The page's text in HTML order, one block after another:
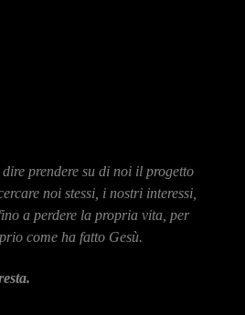
prendere su di noi il progetto
noi stessi, i nostri interessi,
a perdere la propria vita, per
come ha fatto Gesù.